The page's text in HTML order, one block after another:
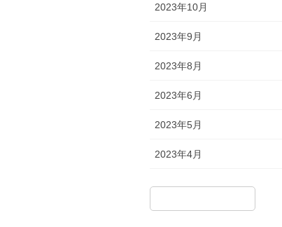
2023年10月
2023年9月
2023年8月
2023年6月
2023年5月
2023年4月